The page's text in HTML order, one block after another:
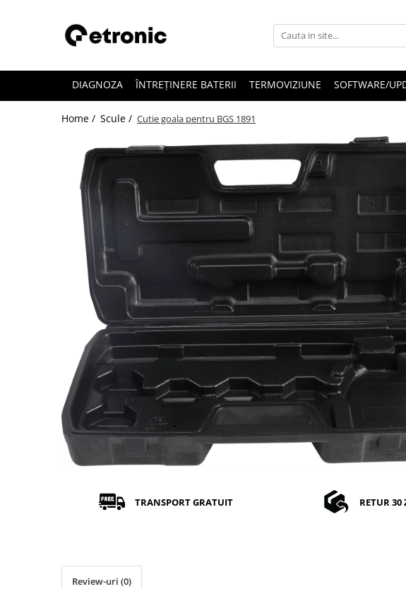
DIAGNOZA ÎNTREȚINERE BATERII TERMOVIZIUNE SOFTWARE/
Home / Scule / Cutie goala pentru BGS 1891
TRANSPORT GRATUIT RETUR 30
Review-uri (0)